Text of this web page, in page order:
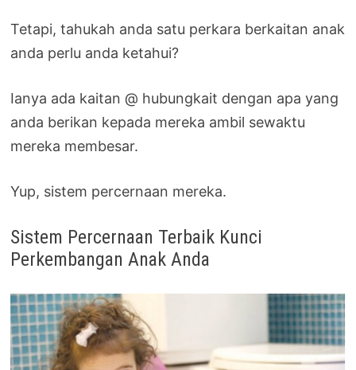
Tetapi, tahukah anda satu perkara berkaitan anak
anda perlu anda ketahui?
Ianya ada kaitan @ hubungkait dengan apa yang
anda berikan kepada mereka ambil sewaktu
mereka membesar.
Yup, sistem percernaan mereka.
Sistem Percernaan Terbaik Kunci
Perkembangan Anak Anda